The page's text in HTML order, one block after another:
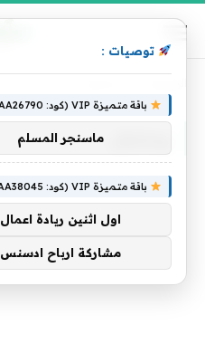
توصيات :
باقة متميزة VIP (كود: AA26790):
ماسنجر المسلم
باقة متميزة VIP (كود: AA38045):
اول اثنين ريادة اعمال
مشاركة ارباح ادسنس